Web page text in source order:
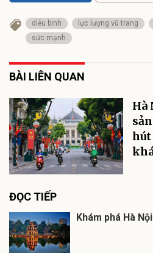
diễu binh lực lượng vũ trang
sức mạnh
BÀI LIÊN QUAN
Hà
hút
ĐỌC TIẾP
Khám phá Hà